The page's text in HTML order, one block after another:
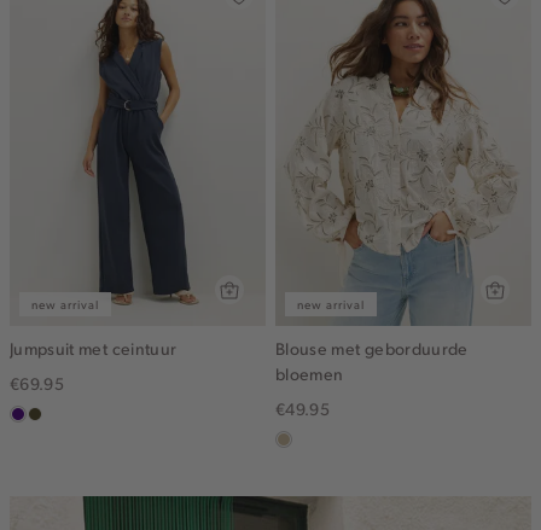
new arrival
Jumpsuit met ceintuur
€69.95
indigogroen,
new arrival
Blouse met geborduurde
bloemen
€49.95
lichtzand